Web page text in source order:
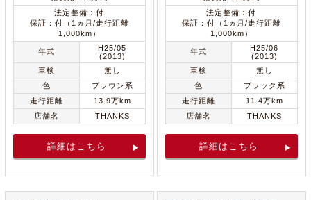
法定整備：付
保証：付（1ヵ月/走行距離
1,000km）
年式
H25/05
(2013)
車検
無し
色
ブラウン系
走行距離
13.9万km
店舗名
THANKS
詳細はこちら
法定整備：付
保証：付（1ヵ月/走行距離
1,000km）
年式
H25/06
(2013)
車検
無し
色
ブラック系
走行距離
11.4万km
店舗名
THANKS
詳細はこちら